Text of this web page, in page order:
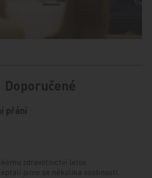
Doporučené
přání
zdravotnictví letos
jsme se několika osobností.